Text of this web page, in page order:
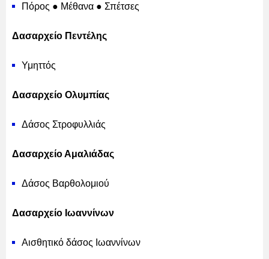
Πόρος ● Μέθανα ● Σπέτσες
Δασαρχείο Πεντέλης
Υμηττός
Δασαρχείο Ολυμπίας
Δάσος Στροφυλλιάς
Δασαρχείο Αμαλιάδας
Δάσος Βαρθολομιού
Δασαρχείο Ιωαννίνων
Αισθητικό δάσος Ιωαννίνων